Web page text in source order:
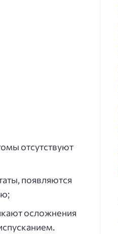
отсутствуют
появляются
осложнения